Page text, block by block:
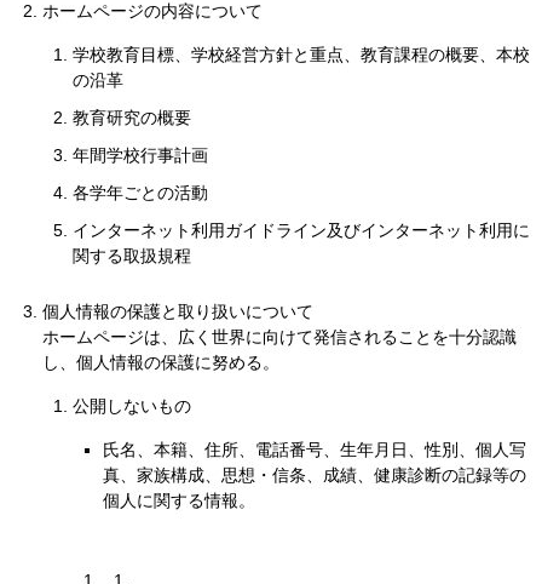
ホームページの内容について
学校教育目標、学校経営方針と重点、教育課程の概要、本校
の沿革
教育研究の概要
年間学校行事計画
各学年ごとの活動
インターネット利用ガイドライン及びインターネット利用に
関する取扱規程
個人情報の保護と取り扱いについて
ホームページは、広く世界に向けて発信されることを十分認識
し、個人情報の保護に努める。
公開しないもの
氏名、本籍、住所、電話番号、生年月日、性別、個人写
真、家族構成、思想・信条、成績、健康診断の記録等の
個人に関する情報。